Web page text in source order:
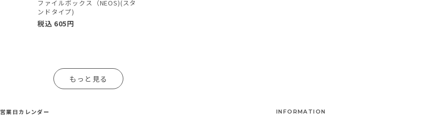
ファイルボックス（NEOS)(スタ
ンドタイプ)
税込 605円
もっと見る
営業日カレンダー INFORMATION